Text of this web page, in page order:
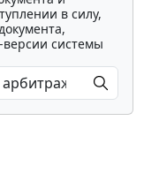
в силу,
версии системы